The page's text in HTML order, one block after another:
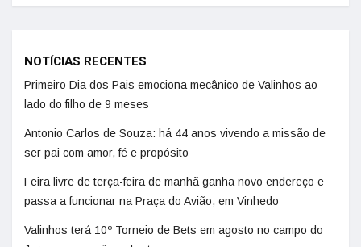
NOTÍCIAS RECENTES
Primeiro Dia dos Pais emociona mecânico de Valinhos ao
lado do filho de 9 meses
Antonio Carlos de Souza: há 44 anos vivendo a missão de
ser pai com amor, fé e propósito
Feira livre de terça-feira de manhã ganha novo endereço e
passa a funcionar na Praça do Avião, em Vinhedo
Valinhos terá 10º Torneio de Bets em agosto no campo do